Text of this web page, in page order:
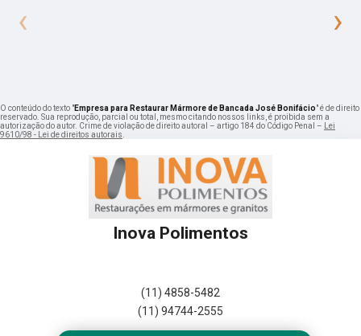
‹ ›
O conteúdo do texto "Empresa para Restaurar Mármore de Bancada José Bonifácio" é de direito
reservado. Sua reprodução, parcial ou total, mesmo citando nossos links, é proibida sem a
autorização do autor. Crime de violação de direito autoral – artigo 184 do Código Penal –
Lei
9610/98 - Lei de direitos autorais
Inova Polimentos
(11) 4858-5482
(11) 94744-2555